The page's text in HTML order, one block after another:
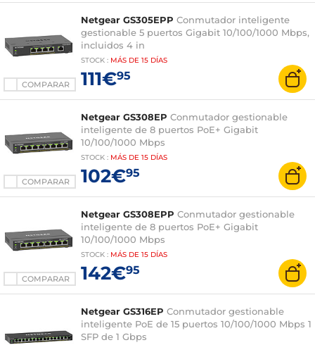
COMPARAR
Netgear GS305EPP Conmutador inteligente
gestionable 5 puertos Gigabit 10/100/1000 Mbps,
incluidos 4 in
STOCK : MÁS DE 15 DÍAS
111€95
COMPARAR
Netgear GS308EP Conmutador gestionable
inteligente de 8 puertos PoE+ Gigabit
10/100/1000 Mbps
STOCK : MÁS DE 15 DÍAS
102€95
COMPARAR
Netgear GS308EPP Conmutador gestionable
inteligente de 8 puertos PoE+ Gigabit
10/100/1000 Mbps
STOCK : MÁS DE 15 DÍAS
142€95
Netgear GS316EP Conmutador gestionable
inteligente PoE de 15 puertos 10/100/1000 Mbps 1
SFP de 1 Gbps